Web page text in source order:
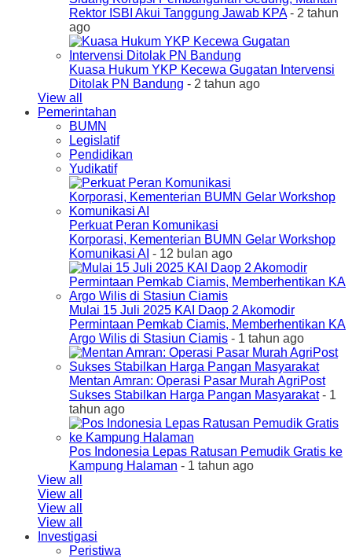
Rektor ISBI Akui Tanggung Jawab KPA- 2 tahun
ago
Kuasa Hukum YKP Kecewa Gugatan Intervensi
Ditolak PN Bandung - 2 tahun ago
View all
Pemerintahan
BUMN
Legislatif
Pendidikan
Yudikatif
Perkuat Peran Komunikasi
Korporasi, Kementerian BUMN Gelar Workshop
Komunikasi AI - 12 bulan ago
Mulai 15 Juli 2025 KAI Daop 2 Akomodir
Permintaan Pemkab Ciamis, Memberhentikan KA
Argo Wilis di Stasiun Ciamis - 1 tahun ago
Mentan Amran: Operasi Pasar Murah AgriPost
Sukses Stabilkan Harga Pangan Masyarakat- 1
tahun ago
Pos Indonesia Lepas Ratusan Pemudik Gratis ke
Kampung Halaman - 1 tahun ago
View all
View all
View all
View all
Investigasi
Peristiwa